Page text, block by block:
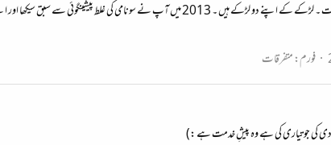
ہم جو تاریک راہوں میں نکاحے گئے ۔ پرانی گیند زیادہ ریورس سوئنگ کرتی ہے ۔ کرکٹ کی بنیادی معلومات ۔ لڑکے کے
فورم:متفرقات
شادی کی جو تیاری کی ہے وہ پیشِ خدمت ہے :)